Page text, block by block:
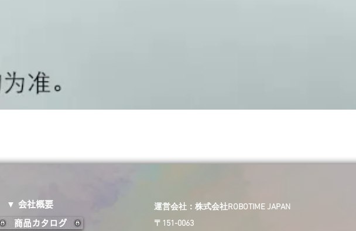
▼ 会社概要
商品カタログ
​運営会社：株式会社ROBOTIME JAPAN
〒151-0063